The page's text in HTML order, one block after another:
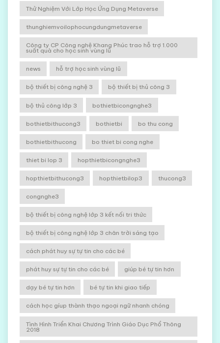
Thử Nghiệm Với Lớp Học Ứng Dụng Metaverse
thunghiemvoilophocungdungmetaverse
Công ty CP Công nghệ Khang Phúc trao hỗ trợ 1.000
suất quà cho học sinh vùng lũ
news hỗ trợ học sinh vùng lũ
bộ thiết bị công nghệ 3 bộ thiết bị thủ công 3
bộ thủ công lớp 3 bothietbicongnghe3
bothietbithucong3 bothietbi bo thu cong
bothietbithucong bo thiet bi cong nghe
thiet bi lop 3 hopthietbicongnghe3
hopthietbithucong3 hopthietbilop3 thucong3
congnghe3
bộ thiết bị công nghệ lớp 3 kết nối tri thức
bộ thiết bị công nghệ lớp 3 chân trời sáng tạo
cách phát huy sự tự tin cho các bé
phát huy sự tự tin cho các bé giúp bé tự tin hơn
dạy bé tự tin hơn bé tự tin khi giao tiếp
cách học gíup thành thạo ngoại ngữ nhanh chóng
Tình Hình Triển Khai Chương Trình Giáo Dục Phổ Thông
2018